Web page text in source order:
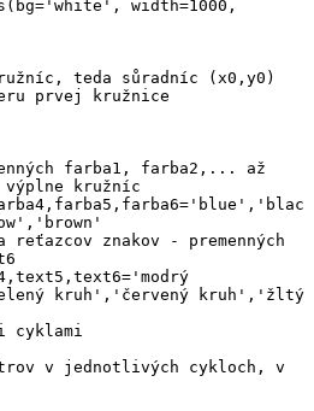
width=1000,
teda sůradníc (x0,y0)
prvej kružnice
farba1, farba2,... až
výplne kružníc
znakov - premenných
kruh','červený kruh','žltý
cyklami
v jednotlivých cykloch, v